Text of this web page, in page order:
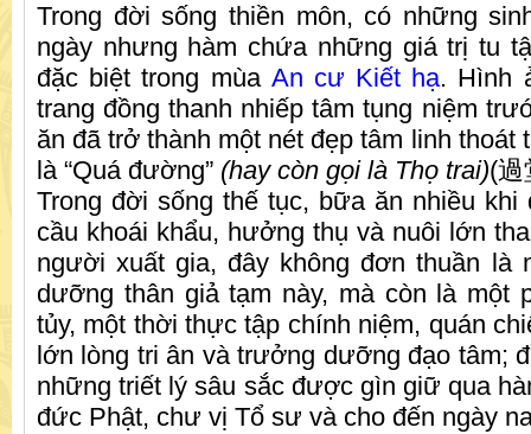
Trong đời sống thiền môn, có những
ngày nhưng hàm chứa những giá trị tu
đặc biệt trong mùa An cư Kiết hạ. Hình
trang đồng thanh nhiếp tâm tụng niệm
ăn đã trở thành một nét đẹp tâm linh thoát
là “Quá đường” (hay còn gọi là Thọ trai)(過
Trong đời sống thế tục, bữa ăn nhiều khi
cầu khoái khẩu, hưởng thụ và nuôi lớn
người xuất gia, đây không đơn thuần là
dưỡng thân giả tạm này, mà còn là một
tủy, một thời thực tập chính niệm, quán
lớn lòng tri ân và trưởng dưỡng đạo tâm;
những triết lý sâu sắc được gìn giữ qua
đức Phật, chư vị Tổ sư và cho đến ngày